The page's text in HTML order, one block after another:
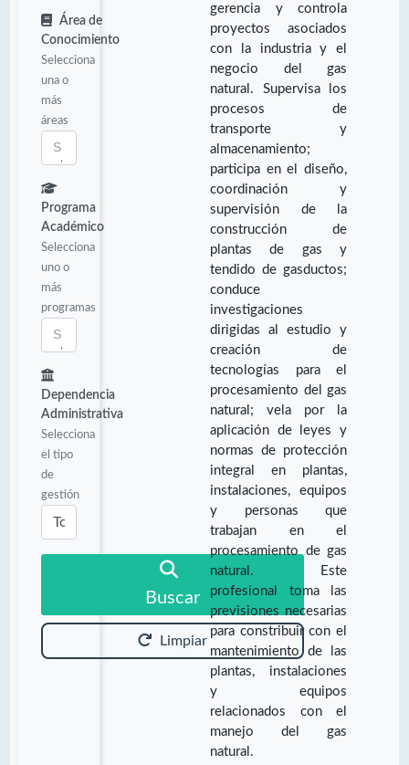
Área de
Conocimiento
Selecciona
una o
más
áreas
Programa
Académico
Selecciona
uno o
más
programas
Dependencia
Administrativa
Selecciona
el tipo
de
gestión
Buscar
Limpiar
gerencia y controla
proyectos asociados
con la industria y el
negocio del gas
natural. Supervisa los
procesos de
transporte y
almacenamiento;
participa en el diseño,
coordinación y
supervisión de la
construcción de
plantas de gas y
tendido de gasductos;
conduce
investigaciones
dirigidas al estudio y
creación de
tecnologías para el
procesamiento del gas
natural; vela por la
aplicación de leyes y
normas de protección
integral en plantas,
instalaciones, equipos
y personas que
trabajan en el
procesamiento de gas
natural. Este
profesional toma las
previsiones necesarias
para constribuir con el
mantenimiento de las
plantas, instalaciones
y equipos
relacionados con el
manejo del gas
natural.